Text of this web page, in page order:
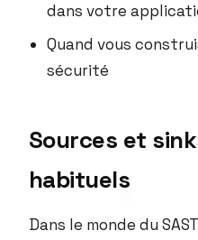
dans votre
Quand vous
sécurité
Sources et
habituels
Dans le monde du